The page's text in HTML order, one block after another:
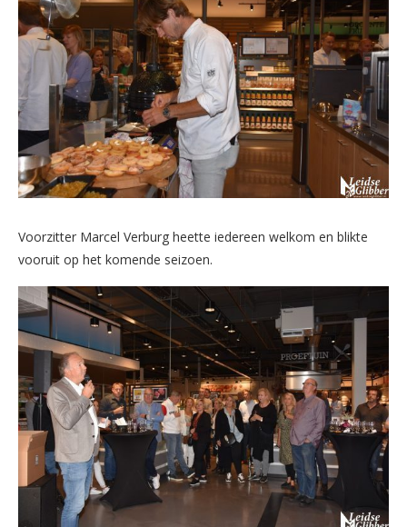
Voorzitter Marcel Verburg heette iedereen welkom en blikte
vooruit op het komende seizoen.